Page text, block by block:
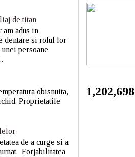
de titan
adus in
dentare si rolul lor
persoane
obisnuita,
Proprietatile
de a curge si a
Forjabilitatea
1,202,698